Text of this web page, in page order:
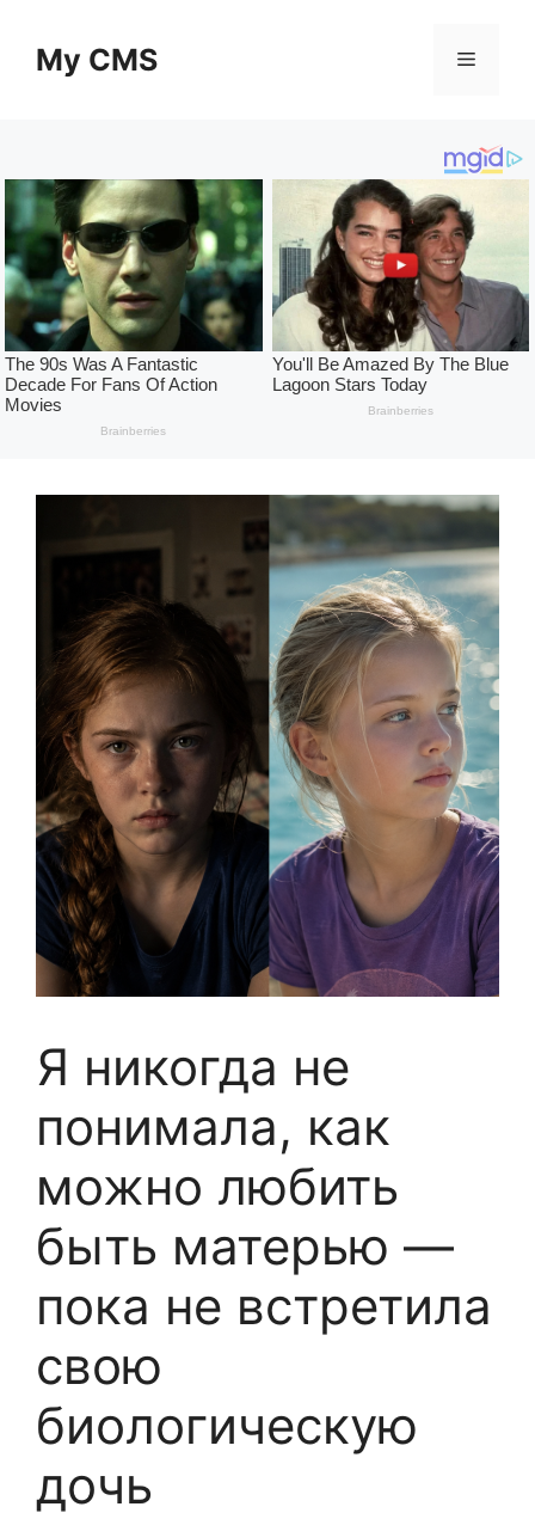
contentMy CMS Menu
Я никогда не
понимала, как
можно любить
быть матерью —
пока не встретила
свою
биологическую
дочь